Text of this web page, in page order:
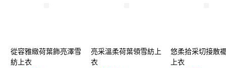
３．未成年的使用者請事先徵得法定代理人或監護人之同意方可使用
「AFTEE先享後付」，若未經同意申辦者引起之損失，本公司不負相關責
從容雅緻荷葉飾亮澤雪
紡上衣
亮采溫柔荷葉領雪紡上
衣
悠柔拾采切接散
上衣